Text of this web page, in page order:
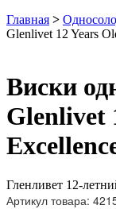
Главная >
Glenlivet 12 Years
Виски
Glenlivet
Гленливет 12-
Артикул товара: